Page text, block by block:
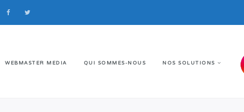
WEBMASTER MEDIA QUI SOMMES-NOUS NOS SOLUTIONS